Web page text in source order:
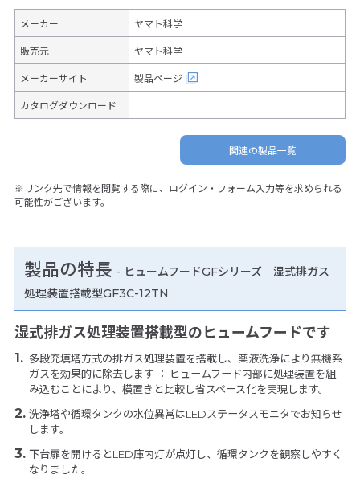
メーカー ヤマト科学
販売元 ヤマト科学
メーカーサイト 製品ページ
カタログダウンロード
関連の製品一覧
※リンク先で情報を閲覧する際に、ログイン・フォーム入力等を求められる
可能性がございます。
製品の特長 - ヒュームフードGFシリーズ 湿式排ガス
処理装置搭載型GF3C-12TN
湿式排ガス処理装置搭載型のヒュームフードです
多段充填塔方式の排ガス処理装置を搭載し、薬液洗浄により無機系
ガスを効果的に除去します ： ヒュームフード内部に処理装置を組
み込むことにより、横置きと比較し省スペース化を実現します。
洗浄塔や循環タンクの水位異常はLEDステータスモニタでお知らせ
します。
下台扉を開けるとLED庫内灯が点灯し、循環タンクを観察しやすく
なりました。